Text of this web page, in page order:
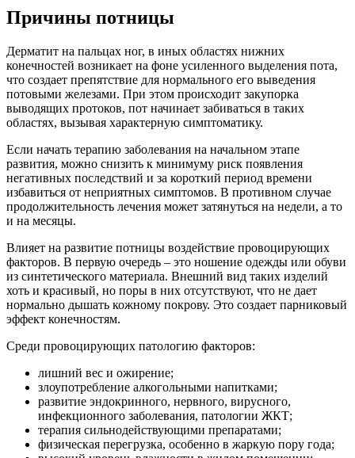
Причины потницы
Дерматит на пальцах ног, в иных областях нижних
конечностей возникает на фоне усиленного выделения пота,
что создает препятствие для нормального его выведения
потовыми железами. При этом происходит закупорка
выводящих протоков, пот начинает забиваться в таких
областях, вызывая характерную симптоматику.
Если начать терапию заболевания на начальном этапе
развития, можно снизить к минимуму риск появления
негативных последствий и за короткий период времени
избавиться от неприятных симптомов. В противном случае
продолжительность лечения может затянуться на недели, а то
и на месяцы.
Влияет на развитие потницы воздействие провоцирующих
факторов. В первую очередь – это ношение одежды или обуви
из синтетического материала. Внешний вид таких изделий
хоть и красивый, но поры в них отсутствуют, что не дает
нормально дышать кожному покрову. Это создает парниковый
эффект конечностям.
Среди провоцирующих патологию факторов:
лишний вес и ожирение;
злоупотребление алкогольными напитками;
развитие эндокринного, нервного, вирусного,
инфекционного заболевания, патологии ЖКТ;
терапия сильнодействующими препаратами;
физическая перегрузка, особенно в жаркую пору года;